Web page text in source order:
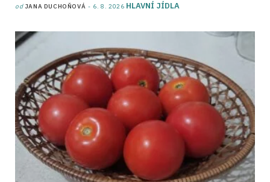
od JANA DUCHOŇOVÁ 6. 8. 2026 HLAVNÍ JÍDLA